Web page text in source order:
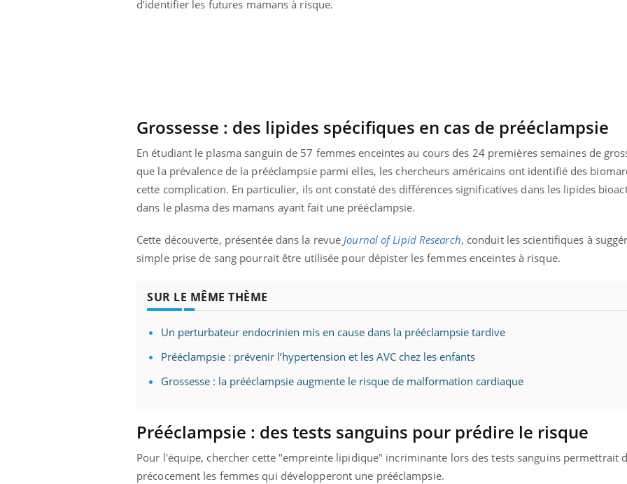
d’identifier les futures mamans à risque.
Grossesse : des lipides spécifiques en cas de prééclampsie
En étudiant le plasma sanguin de 57 femmes enceintes au cours des 24 premières semaines de
que la prévalence de la prééclampsie parmi elles, les chercheurs américains ont identifié des
cette complication. En particulier, ils ont constaté des différences significatives dans les lipides
dans le plasma des mamans ayant fait une prééclampsie.
Cette découverte, présentée dans la revueJournal of Lipid Research, conduit les scientifiques à
simple prise de sang pourrait être utilisée pour dépister les femmes enceintes à risque.
SUR LE MÊME THÈME
Un perturbateur endocrinien mis en cause dans la prééclampsie tardive
Prééclampsie : prévenir l’hypertension et les AVC chez les enfants
Grossesse : la prééclampsie augmente le risque de malformation cardiaque
Prééclampsie : des tests sanguins pour prédire le risque
Pour l'équipe, chercher cette "empreinte lipidique" incriminante lors des tests sanguins permettrait
précocement les femmes qui développeront une prééclampsie.
Carence en fer : comprendre pour
Youtube
Fatigue, irritabilité, brouillard mental ou
même alopécie… Les symptômes de la
carence en fer sont multiples ce qui la rend
Youtube
Insuline & Charge mentale : et si on
En 2026, l'insuline dans le diabète de type 2
reste entourée d'idées reçues chez les
L'été arrive… et avec lui,
rythme de vie ! Vacances,